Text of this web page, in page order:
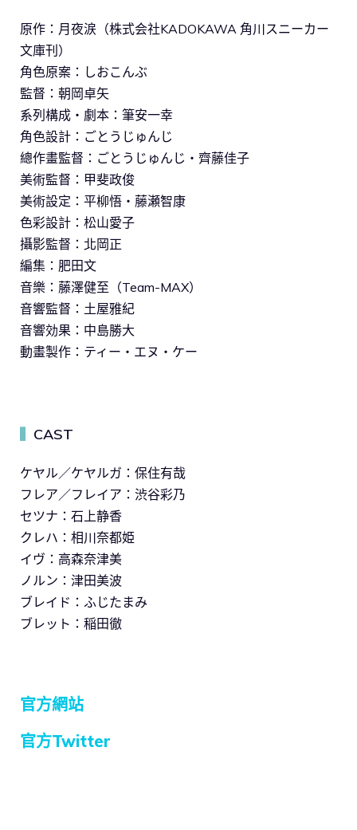
原作：月夜涙（株式会社KADOKAWA 角川スニーカー
文庫刊）
角色原案：しおこんぶ
監督：朝岡卓矢
系列構成・劇本：筆安一幸
角色設計：ごとうじゅんじ
總作畫監督：ごとうじゅんじ・齊藤佳子
美術監督：甲斐政俊
美術設定：平柳悟・藤瀬智康
色彩設計：松山愛子
攝影監督：北岡正
編集：肥田文
音樂：藤澤健至（Team-MAX）
音響監督：土屋雅紀
音響効果：中島勝大
動畫製作：ティー・エヌ・ケー
CAST
ケヤル／ケヤルガ：保住有哉
フレア／フレイア：渋谷彩乃
セツナ：石上静香
クレハ：相川奈都姫
イヴ：高森奈津美
ノルン：津田美波
ブレイド：ふじたまみ
ブレット：稲田徹
官方網站
官方Twitter